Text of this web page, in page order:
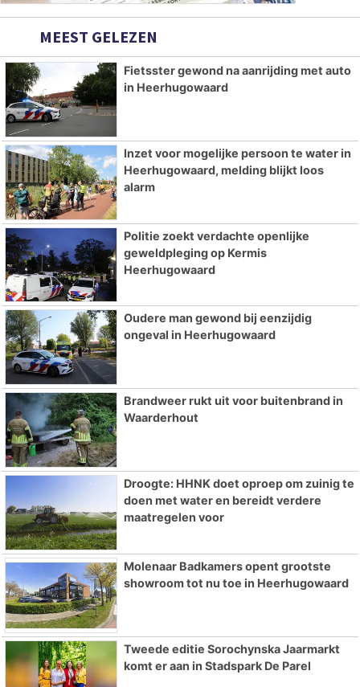
MEEST GELEZEN
Fietsster gewond na aanrijding met auto
in Heerhugowaard
Inzet voor mogelijke persoon te water in
Heerhugowaard, melding blijkt loos
alarm
Politie zoekt verdachte openlijke
geweldpleging op Kermis
Heerhugowaard
Oudere man gewond bij eenzijdig
ongeval in Heerhugowaard
Brandweer rukt uit voor buitenbrand in
Waarderhout
Droogte: HHNK doet oproep om zuinig te
doen met water en bereidt verdere
maatregelen voor
Molenaar Badkamers opent grootste
showroom tot nu toe in Heerhugowaard
Tweede editie Sorochynska Jaarmarkt
komt er aan in Stadspark De Parel